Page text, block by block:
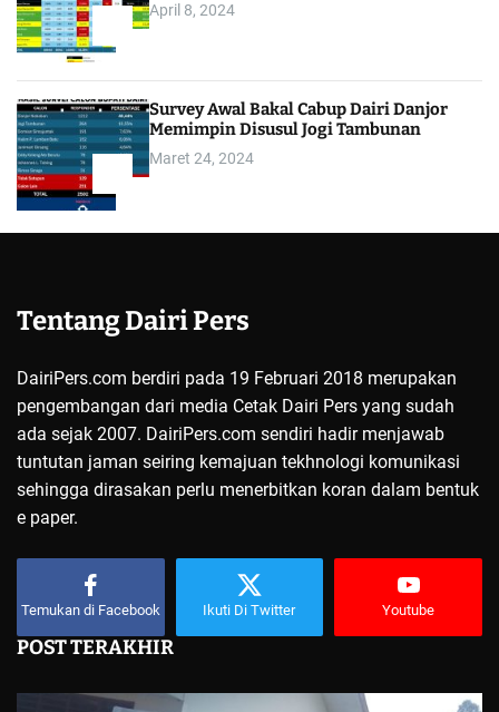
April 8, 2024
Survey Awal Bakal Cabup Dairi Danjor
Memimpin Disusul Jogi Tambunan
Maret 24, 2024
Tentang Dairi Pers
DairiPers.com berdiri pada 19 Februari 2018 merupakan
pengembangan dari media Cetak Dairi Pers yang sudah
ada sejak 2007. DairiPers.com sendiri hadir menjawab
tuntutan jaman seiring kemajuan tekhnologi komunikasi
sehingga dirasakan perlu menerbitkan koran dalam bentuk
e paper.
Temukan di Facebook Ikuti Di Twitter Youtube
POST TERAKHIR